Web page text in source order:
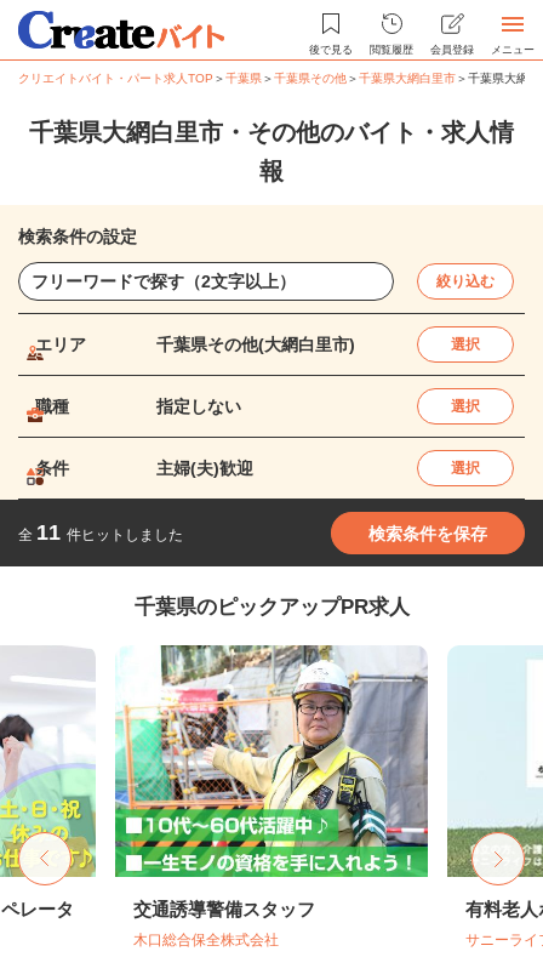
後で見る 閲覧履歴 会員登録 メニュー
クリエイトバイト・パート求人TOP ＞千葉県＞千葉県その他＞千葉県大網白里市＞千葉県大網
千葉県大網白里市・その他のバイト・求人情
報
検索条件の設定
絞り込む
エリア 千葉県その他(大網白里市) 選択
職種 指定しない 選択
条件 主婦(夫)歓迎 選択
全 11 件ヒットしました 検索条件を保存
千葉県のピックアップPR求人
レータ 交通誘導警備スタッフ
木口総合保全株式会社
有料老人
サニーライ